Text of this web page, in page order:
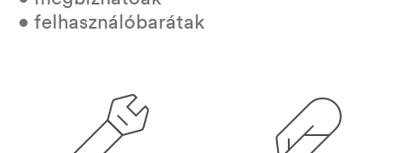
• felhasználóbarátak